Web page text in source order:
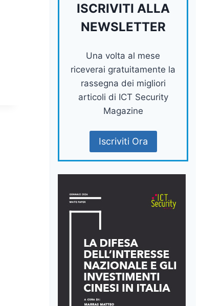
ISCRIVITI ALLA
NEWSLETTER
Una volta al mese
riceverai gratuitamente la
rassegna dei migliori
articoli di ICT Security
Magazine
Iscriviti Ora